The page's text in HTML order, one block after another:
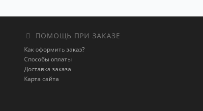
ПОМОЩЬ ПРИ ЗАКАЗЕ
Как оформить заказ?
Способы оплаты
Доставка заказа
Карта сайта